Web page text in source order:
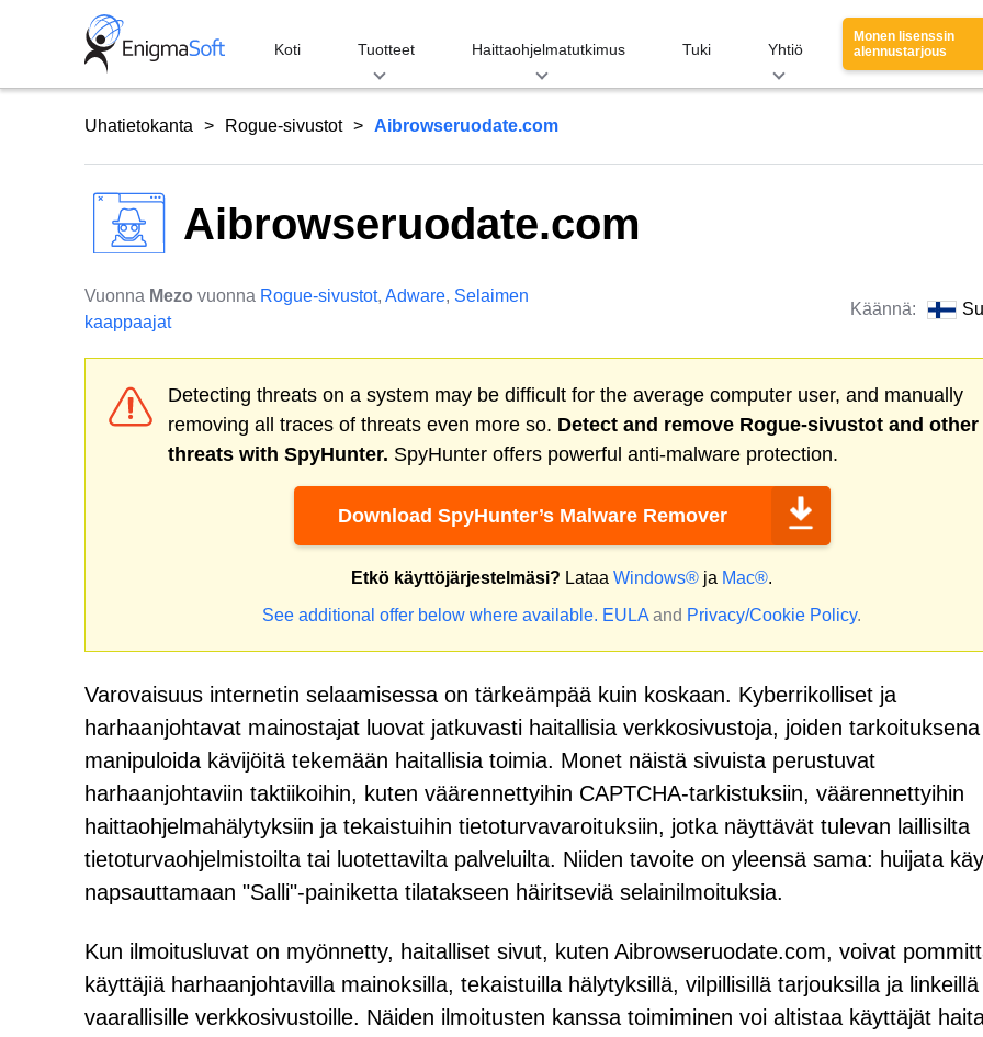
Koti Tuotteet Haittaohjelmatutkimus Tuki Yhtiö
Monen lisenssin
alennustarjous
Uhatietokanta Rogue-sivustot Aibrowseruodate.com
Aibrowseruodate.com
Vuonna Mezo vuonna Rogue-sivustot, Adware, Selaimen
kaappaajat
Käännä:
Detecting threats on a system may be difficult for the average computer user, and manually
removing all traces of threats even more so. Detect and remove Rogue-sivustot and other
threats with SpyHunter. SpyHunter offers powerful anti-malware protection.
Download SpyHunter’s Malware Remover
Etkö käyttöjärjestelmäsi? Lataa Windows® ja Mac®.
See additional offer below where available. EULA and Privacy/Cookie Policy.
Varovaisuus internetin selaamisessa on tärkeämpää kuin koskaan. Kyberrikolliset ja
harhaanjohtavat mainostajat luovat jatkuvasti haitallisia verkkosivustoja, joiden
manipuloida kävijöitä tekemään haitallisia toimia. Monet näistä sivuista perustuvat
harhaanjohtaviin taktiikoihin, kuten väärennettyihin CAPTCHA-tarkistuksiin, väärennettyihin
haittaohjelmahälytyksiin ja tekaistuihin tietoturvavaroituksiin, jotka näyttävät tulevan laillisilta
tietoturvaohjelmistoilta tai luotettavilta palveluilta. Niiden tavoite on yleensä sama: huijata
napsauttamaan "Salli"-painiketta tilatakseen häiritseviä selainilmoituksia.
Kun ilmoitusluvat on myönnetty, haitalliset sivut, kuten Aibrowseruodate.com, voivat
käyttäjiä harhaanjohtavilla mainoksilla, tekaistuilla hälytyksillä, vilpillisillä tarjouksilla ja linkeillä
vaarallisille verkkosivustoille. Näiden ilmoitusten kanssa toimiminen voi altistaa käyttäjät